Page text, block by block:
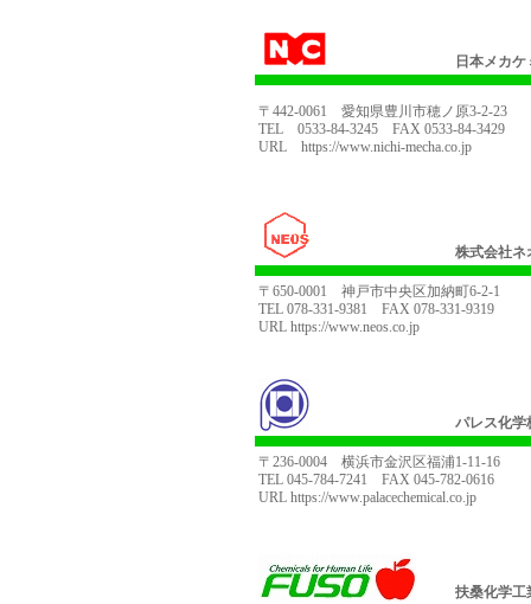
日本メカ
〒442-0061 愛知県豊川市穂ノ原3-2-23
TEL 0533-84-3245 FAX 0533-84-3429
URL https://www.nichi-mecha.co.jp
株式会社ネ
〒650-0001 神戸市中央区加納町6-2-1
TEL 078-331-9381 FAX 078-331-9319
URL https://www.neos.co.jp
パレス化学
〒236-0004 横浜市金沢区福浦1-11-16
TEL 045-784-7241 FAX 045-782-0616
URL https://www.palacechemical.co.jp
扶桑化学工